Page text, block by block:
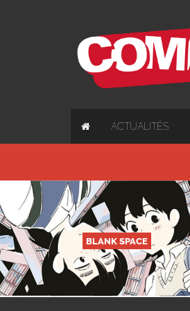
ACTUALITÉS
BLANK SPACE